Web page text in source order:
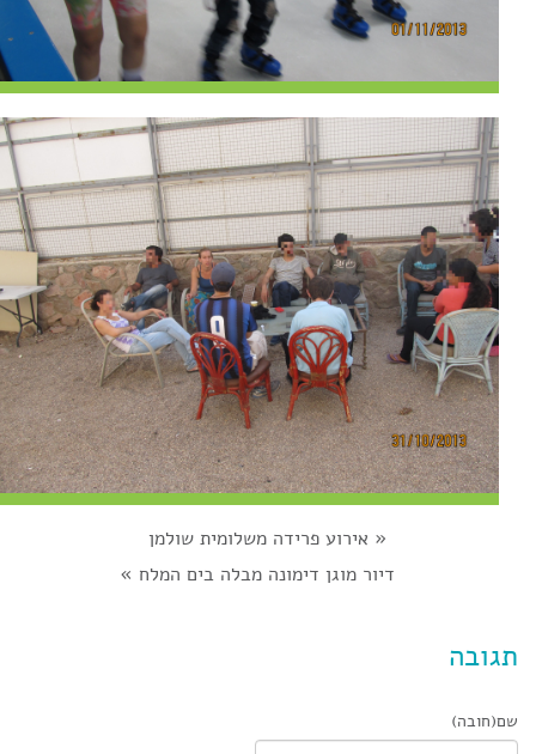
« אירוע פרידה משלומית שולמן
דיור מוגן דימונה מבלה בים המלח»
תגובה
שם(חובה)